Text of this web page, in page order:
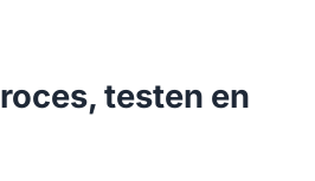
testen en